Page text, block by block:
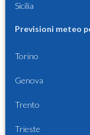
Sicilia
Previsioni meteo
Torino
Genova
Trento
Trieste